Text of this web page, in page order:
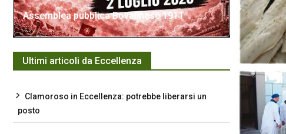
Assemblea pubblica Bovalinese 1911
Ultimi articoli da Eccellenza
Clamoroso in Eccellenza: potrebbe liberarsi un
posto